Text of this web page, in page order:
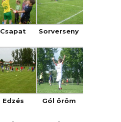
Csapat Sorverseny
Edzés Gól öröm